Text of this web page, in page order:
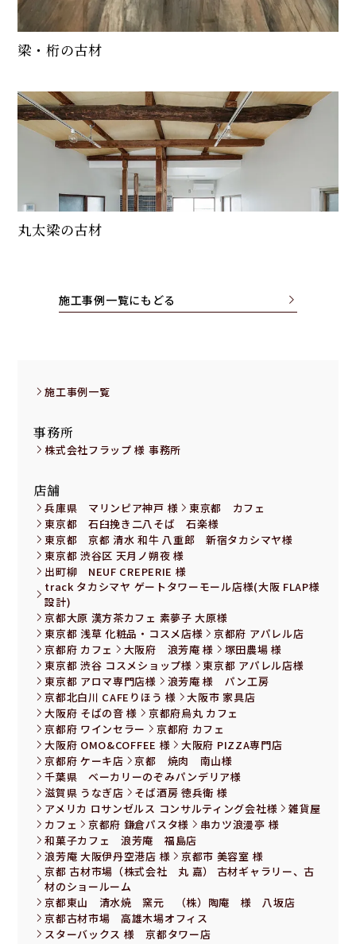
梁・桁の古材
丸太梁の古材
施工事例一覧にもどる
施工事例一覧
事務所
株式会社フラップ 様 事務所
店舗
兵庫県 マリンピア神戸 様
東京都 カフェ
東京都 石臼挽き二八そば 石楽様
東京都 京都 清水 和牛 八重郎 新宿タカシマヤ様
東京都 渋谷区 天月ノ朔夜 様
出町柳 NEUF CREPERIE 様
track タカシマヤ ゲートタワーモール店様(大阪 FLAP様
設計)
京都大原 漢方茶カフェ 素夢子 大原様
東京都 浅草 化粧品・コスメ店様
京都府 アパレル店
京都府 カフェ
大阪府 浪芳庵 様
塚田農場 様
東京都 渋谷 コスメショップ様
東京都 アパレル店様
東京都 アロマ専門店様
浪芳庵 様 パン工房
京都北白川 CAFEりほう 様
大阪市 家具店
大阪府 そばの音 様
京都府烏丸 カフェ
京都府 ワインセラー
京都府 カフェ
大阪府 OMO&COFFEE 様
大阪府 PIZZA専門店
京都府 ケーキ店
京都 焼肉 南山様
千葉県 ベーカリーのぞみパンデリア様
滋賀県 うなぎ店
そば酒房 徳兵衛 様
アメリカ ロサンゼルス コンサルティング会社様
雑貨屋
カフェ
京都府 鎌倉パスタ様
串カツ浪漫亭 様
和菓子カフェ 浪芳庵 福島店
浪芳庵 大阪伊丹空港店 様
京都市 美容室 様
京都 古材市場（株式会社 丸 嘉） 古材ギャラリー、古
材のショールーム
京都東山 清水焼 窯元 （株）陶庵 様 八坂店
京都古材市場 高雄木場オフィス
スターバックス 様 京都タワー店